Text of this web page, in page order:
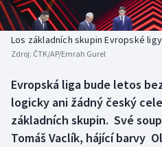
Basketbal
Biatlon
Box
Curling
Historické návraty
Aplikace ČT sport
Los základních skupin Evropské ligy
Zdroj: ČTK/AP/Emrah Gurel
Evropská liga bude letos
logicky ani žádný český
základních skupin. Své
Tomáš Vaclík, hájící barvy